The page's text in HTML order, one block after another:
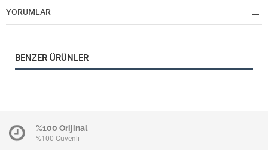
YORUMLAR
BENZER ÜRÜNLER
%100 Orijinal
%100 Güvenli